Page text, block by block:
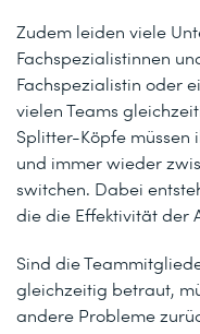
Zudem leiden viele
Fachspezialistinnen
Fachspezialistin oder
vielen Teams
Splitter-Köpfe
und immer wieder
switchen. Dabei
die die Effektivität der
Sind die
gleichzeitig betraut,
andere Probleme